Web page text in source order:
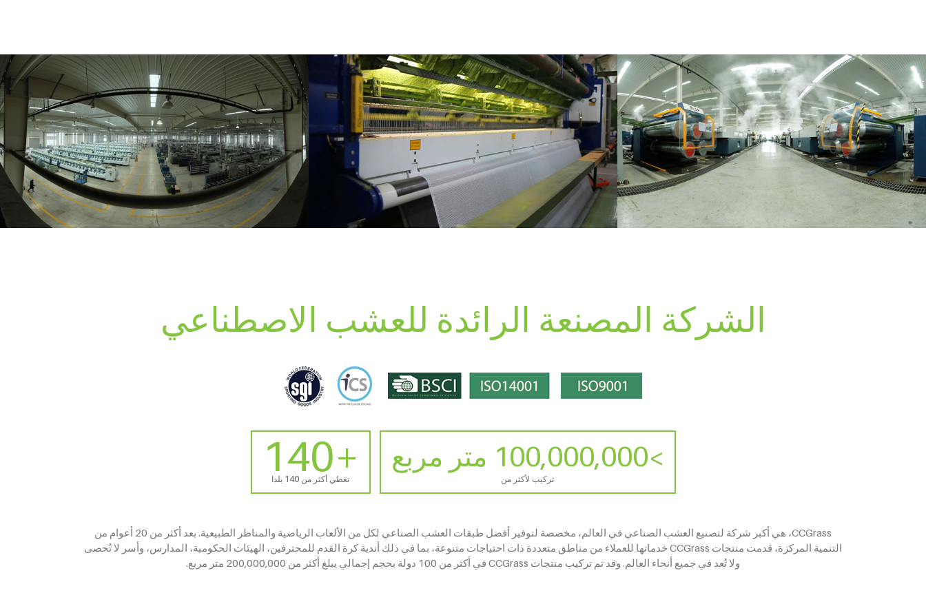
الشركة المصنعة الرائدة للعشب الاصطناعي
+140
تغطي أكثر من 140 بلدا
>100,000,000 متر مربع
تركيب لأكثر من
CCGrass، هي أكبر شركة لتصنيع العشب الصناعي في العالم، مخصصة لتوفير أفضل طبقات العشب الصناعي لكل من الألعاب الرياضية والمناظر الطبيعية. بعد أكثر من 20 أعوام من
التنمية المركزة، قدمت منتجات CCGrass خدماتها للعملاء من مناطق متعددة ذات احتياجات متنوعة، بما في ذلك أندية كرة القدم للمحترفين، الهيئات الحكومية، المدارس، وأسر لا تُحصى
ولا تُعد في جميع أنحاء العالم. وقد تم تركيب منتجات CCGrass في أكثر من 100 دولة بحجم إجمالي يبلغ أكثر من 200,000,000 متر مربع.